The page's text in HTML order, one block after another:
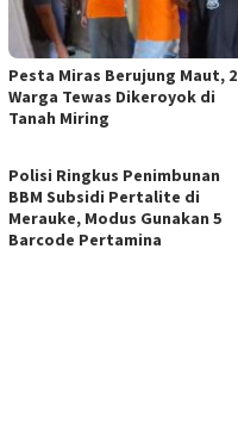
Pesta Miras Berujung Maut, 2
Warga Tewas Dikeroyok di
Tanah Miring
Polisi Ringkus Penimbunan
BBM Subsidi Pertalite di
Merauke, Modus Gunakan 5
Barcode Pertamina